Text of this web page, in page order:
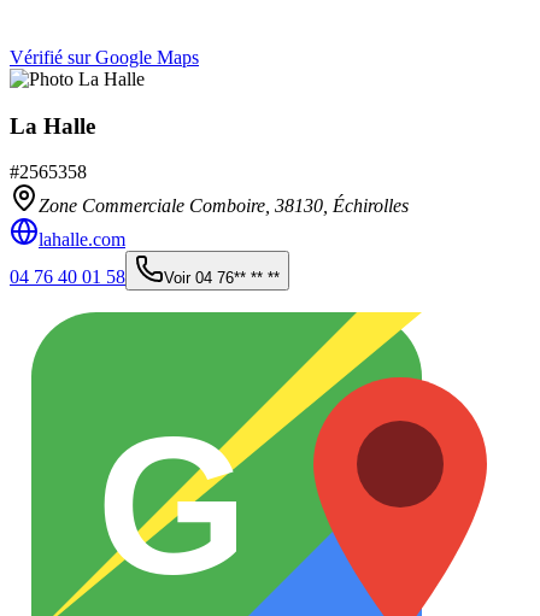
Vérifié sur Google Maps
La Halle
#2565358
Zone Commerciale Comboire, 38130, Échirolles
lahalle.com
04 76 40 01 58
Voir 04 76** ** **
G